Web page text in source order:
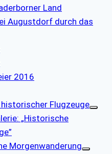
Land
Augustdorf durch das
2016
Flugzeuge
„Historische
Morgenwanderung